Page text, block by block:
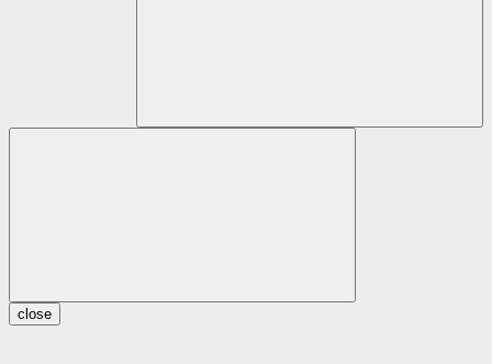
close